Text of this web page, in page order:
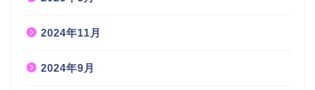
2024年11月
2024年9月